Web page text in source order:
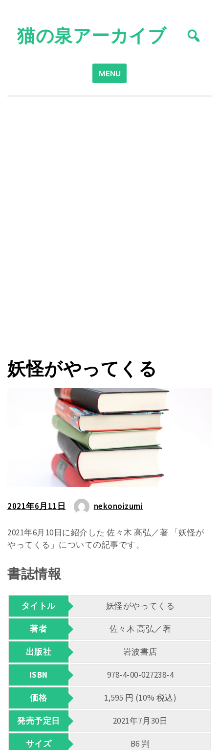
content猫の泉アーカイブ
Search
for:
MENU
妖怪がやってくる
2021年6月11日 nekonoizumi
2021年6月10日に紹介した 佐々木 高弘／著 「妖怪が
やってくる」についての記事です。
書誌情報
タイトル 妖怪がやってくる
著者 佐々木 高弘／著
出版社 岩波書店
ISBN 978-4-00-027238-4
価格 1,595 円 (10% 税込)
発売予定日 2021年7月30日
サイズ B6 判